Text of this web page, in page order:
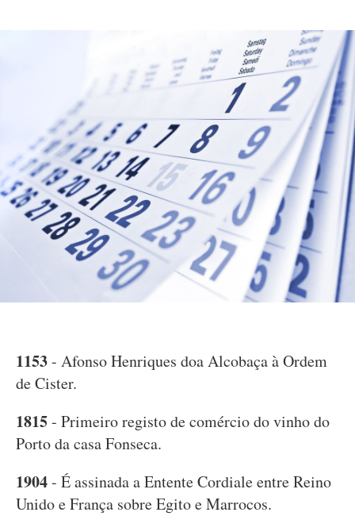
1153- Afonso Henriques doa Alcobaça à Ordem
de Cister.
1815- Primeiro registo de comércio do vinho do
Porto da casa Fonseca.
1904- É assinada a Entente Cordiale entre Reino
Unido e França sobre Egito e Marrocos.